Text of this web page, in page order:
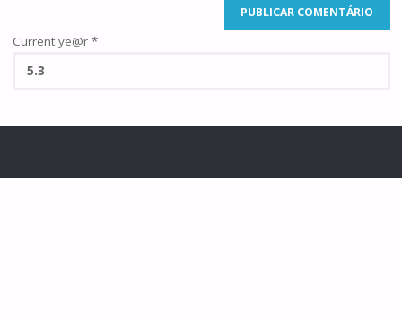
Current ye@r *